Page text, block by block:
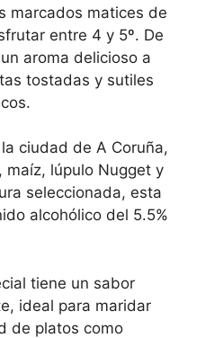
marcados matices de
entre 4 y 5º. De
aroma delicioso a
tostadas y sutiles
ciudad de A Coruña,
maíz, lúpulo Nugget y
seleccionada, esta
alcohólico del 5.5%
tiene un sabor
ideal para maridar
de platos como